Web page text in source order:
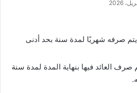
بعائد 23.5% يتم صرفه شهريًا لمدة سنة بحد أدنى
27% يتم صرف العائد فيها بنهاية المدة لمدة سنة